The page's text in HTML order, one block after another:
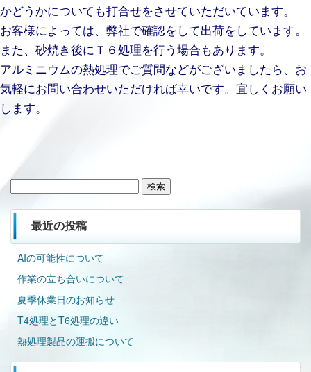
かどうかについても打合せをさせていただいています。
お客様によっては、弊社で確認をして出荷をしています。
また、砂焼き後にＴ６処理を行う場合もあります。
アルミニウムの熱処理でご質問などがございましたら、お
気軽にお問い合わせいただければ幸いです。宜しくお願い
します。
最近の投稿
AIの可能性について
作業の立ち合いについて
夏季休業日のお知らせ
T4処理とT6処理の違い
熱処理製品の運搬について